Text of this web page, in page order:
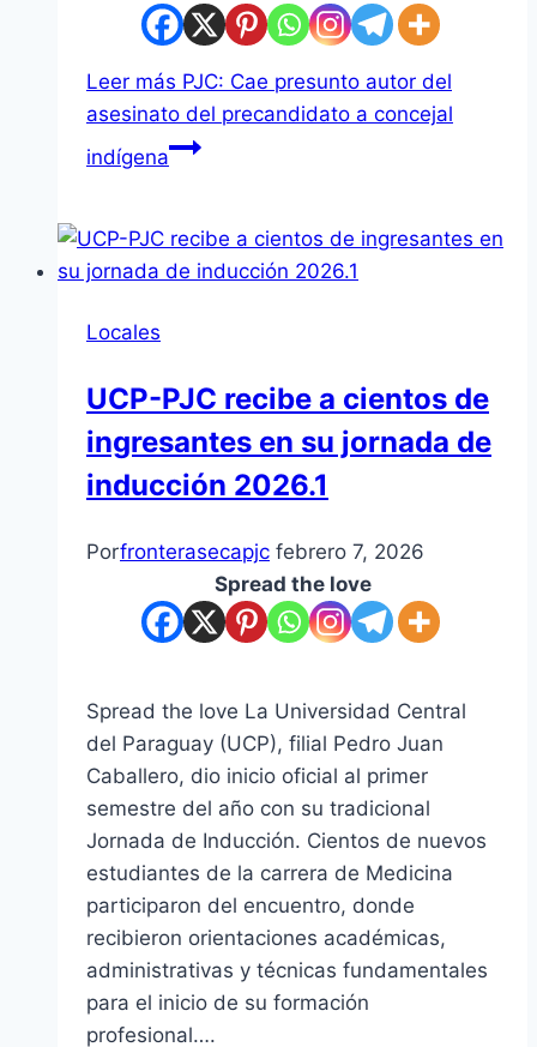
Leer más PJC: Cae presunto autor del
asesinato del precandidato a concejal
indígena
Locales
UCP-PJC recibe a cientos de
ingresantes en su jornada de
inducción 2026.1
Porfronterasecapjc febrero 7, 2026
Spread the love
Spread the love La Universidad Central
del Paraguay (UCP), filial Pedro Juan
Caballero, dio inicio oficial al primer
semestre del año con su tradicional
Jornada de Inducción. Cientos de nuevos
estudiantes de la carrera de Medicina
participaron del encuentro, donde
recibieron orientaciones académicas,
administrativas y técnicas fundamentales
para el inicio de su formación
profesional….